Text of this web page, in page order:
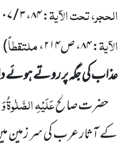
الحجر، تحت الآیۃ: ۸۴، ۳ / ۱۰۷،
الآیۃ: ۸۴، ص۲۱۴، ملتقطاً)
عذاب کی جگہ پر روتے ہوئے
حضرت صالحعَلَیْہِ الصَّلٰوۃُ
کے آثار عرب کی سر زمین